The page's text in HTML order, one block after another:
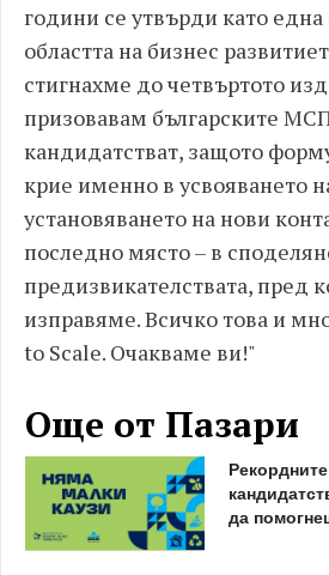
години се утвърди като
областта на бизнес
стигнахме до четвъртото
призовавам българските
кандидатстват, защото
крие именно в усвояването
установяването на нови
последно място – в
предизвикателствата, пред
изправяме. Всичко това и
to Scale. Очакваме ви!"
Още от Пазари
да